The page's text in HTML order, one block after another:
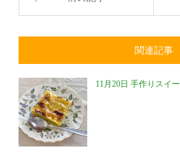
関連記事
11月20日 手作りスイ